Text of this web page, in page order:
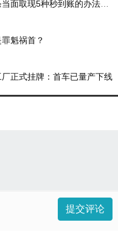
5种秒到账的办法记得收藏！
魁祸首？
正式挂牌：首车已量产下线
提交评论